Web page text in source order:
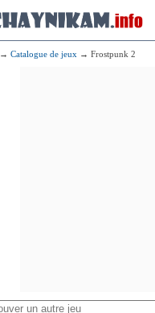
→ Catalogue de jeux → Frostpunk 2